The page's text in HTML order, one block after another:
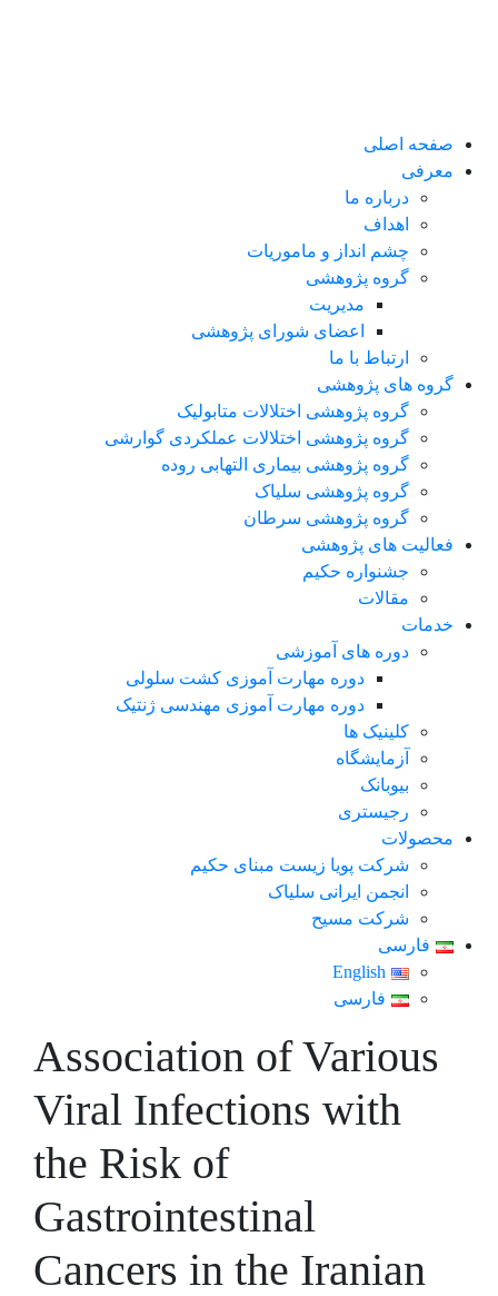
صفحه اصلی
معرفی
درباره ما
اهداف
چشم انداز و ماموریات
گروه پژوهشی
مدیریت
اعضای شورای پژوهشی
ارتباط با ما
گروه های پژوهشی
گروه پژوهشی اختلالات متابولیک
گروه پژوهشی اختلالات عملکردی گوارشی
گروه پژوهشی بیماری التهابی روده
گروه پژوهشی سلیاک
گروه پژوهشی سرطان
فعالیت های پژوهشی
جشنواره حکیم
مقالات
خدمات
دوره های آموزشی
دوره مهارت آموزی کشت سلولی
دوره مهارت آموزی مهندسی ژنتیک
کلینیک ها
آزمایشگاه
بیوبانک
رجیستری
محصولات
شرکت پویا زیست مبنای حکیم
انجمن ایرانی سلیاک
شرکت مسیح
فارسی
English
فارسی
Association of Various
Viral Infections with
the Risk of
Gastrointestinal
Cancers in the Iranian